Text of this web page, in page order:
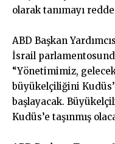
olarak tanımayı
ABD Başkan
İsrail
“Yönetimimiz,
büyükelçiliğini
başlayacak.
Kudüs’e taşınmış